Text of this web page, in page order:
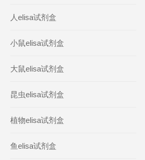
人elisa试剂盒
小鼠elisa试剂盒
大鼠elisa试剂盒
昆虫elisa试剂盒
植物elisa试剂盒
鱼elisa试剂盒